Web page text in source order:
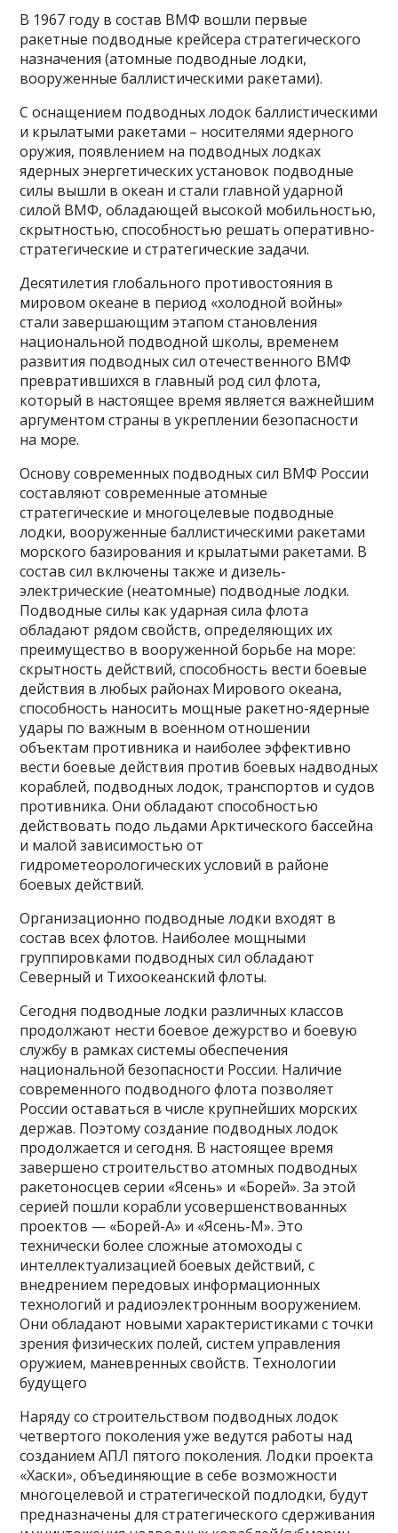
В 1967 году в состав ВМФ вошли первые
ракетные подводные крейсера стратегического
назначения (атомные подводные лодки,
вооруженные баллистическими ракетами).
С оснащением подводных лодок баллистическими
и крылатыми ракетами – носителями ядерного
оружия, появлением на подводных лодках
ядерных энергетических установок подводные
силы вышли в океан и стали главной ударной
силой ВМФ, обладающей высокой мобильностью,
скрытностью, способностью решать оперативно-
стратегические и стратегические задачи.
Десятилетия глобального противостояния в
мировом океане в период «холодной войны»
стали завершающим этапом становления
национальной подводной школы, временем
развития подводных сил отечественного ВМФ
превратившихся в главный род сил флота,
который в настоящее время является важнейшим
аргументом страны в укреплении безопасности
на море.
Основу современных подводных сил ВМФ России
составляют современные атомные
стратегические и многоцелевые подводные
лодки, вооруженные баллистическими ракетами
морского базирования и крылатыми ракетами. В
состав сил включены также и дизель-
электрические (неатомные) подводные лодки.
Подводные силы как ударная сила флота
обладают рядом свойств, определяющих их
преимущество в вооруженной борьбе на море:
скрытность действий, способность вести боевые
действия в любых районах Мирового океана,
способность наносить мощные ракетно-ядерные
удары по важным в военном отношении
объектам противника и наиболее эффективно
вести боевые действия против боевых надводных
кораблей, подводных лодок, транспортов и судов
противника. Они обладают способностью
действовать подо льдами Арктического бассейна
и малой зависимостью от
гидрометеорологических условий в районе
боевых действий.
Организационно подводные лодки входят в
состав всех флотов. Наиболее мощными
группировками подводных сил обладают
Северный и Тихоокеанский флоты.
Сегодня подводные лодки различных классов
продолжают нести боевое дежурство и боевую
службу в рамках системы обеспечения
национальной безопасности России. Наличие
современного подводного флота позволяет
России оставаться в числе крупнейших морских
держав. Поэтому создание подводных лодок
продолжается и сегодня. В настоящее время
завершено строительство атомных подводных
ракетоносцев серии «Ясень» и «Борей». За этой
серией пошли корабли усовершенствованных
проектов — «Борей-А» и «Ясень-М». Это
технически более сложные атомоходы с
интеллектуализацией боевых действий, с
внедрением передовых информационных
технологий и радиоэлектронным вооружением.
Они обладают новыми характеристиками с точки
зрения физических полей, систем управления
оружием, маневренных свойств. Технологии
будущего
Наряду со строительством подводных лодок
четвертого поколения уже ведутся работы над
созданием АПЛ пятого поколения. Лодки проекта
«Хаски», объединяющие в себе возможности
многоцелевой и стратегической подлодки, будут
предназначены для стратегического сдерживания